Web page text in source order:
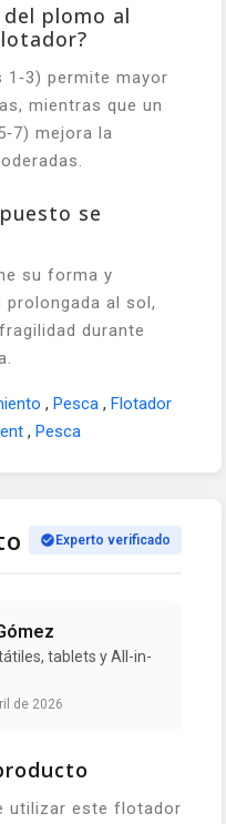
plomo al
permite mayor
mientras que un
mejora la
se
su forma y
al sol,
durante
, Pesca , Flotador
, Pesca
Experto verificado
tablets y All-in-
de 2026
utilizar este flotador